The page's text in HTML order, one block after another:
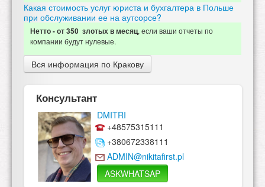
Какая стоимость услуг юриста и бухгалтера в Польше
при обслуживании ее на аутсорсе?
Нетто - от 350 злотых в месяц, если ваши отчеты по
компании будут нулевые.
Вся информация по Кракову
Консультант
DMITRI
+48575315111
+380672338111
ADMIN@nikitafirst.pl
ASKWHATSAP